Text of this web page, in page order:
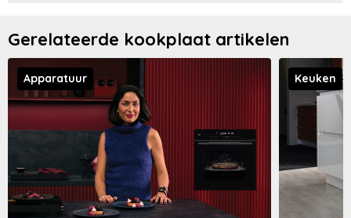
Gerelateerde kookplaat artikelen
Apparatuur Keuken